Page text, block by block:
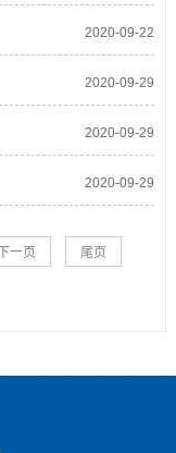
2020-09-22
2020-09-29
2020-09-29
2020-09-29
下一页 尾页